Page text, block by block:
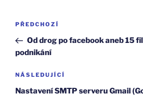
Navigace
příspěvek
Předchozí
příspěvek
PŘEDCHOZÍ
Od drog po facebook aneb 15
podnikání
Následující
příspěvek
NÁSLEDUJÍCÍ
Nastavení SMTP serveru Gmail